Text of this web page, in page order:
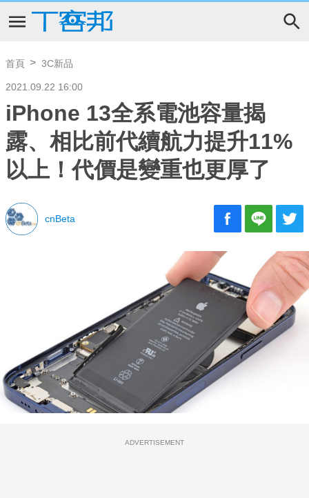
首頁 3C新品
2021.09.22 16:00
iPhone 13全系電池容量揭
露、相比前代續航力提升11%
以上！代價是變重也更厚了
cnBeta
ADVERTISEMENT